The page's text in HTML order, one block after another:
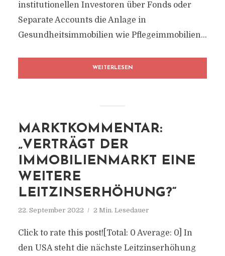
institutionellen Investoren über Fonds oder
Separate Accounts die Anlage in
Gesundheitsimmobilien wie Pflegeimmobilien...
WEITERLESEN
MARKTKOMMENTAR:
„VERTRÄGT DER
IMMOBILIENMARKT EINE
WEITERE
LEITZINSERHÖHUNG?“
22. September 2022 2 Min. Lesedauer
Click to rate this post![Total: 0 Average: 0] In
den USA steht die nächste Leitzinserhöhung